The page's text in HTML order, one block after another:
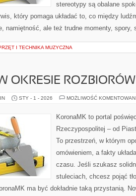
stereotypy są obalane
który pomaga układać to, co między
namiętność, ale też trudne momenty,
I TECHNIKA MUZYCZNA
OKRESIE ROZBIORÓW
STY - 1 - 2026 MOŻLIWOŚĆ
KoronaMK to portal
Rzeczypospolitej – od
To przestrzeń, w którym
omówieniem, a fakty
czasu. Jeśli szukasz
stuleciach, chcesz pojąć
ma być dokładnie taką przystanią.